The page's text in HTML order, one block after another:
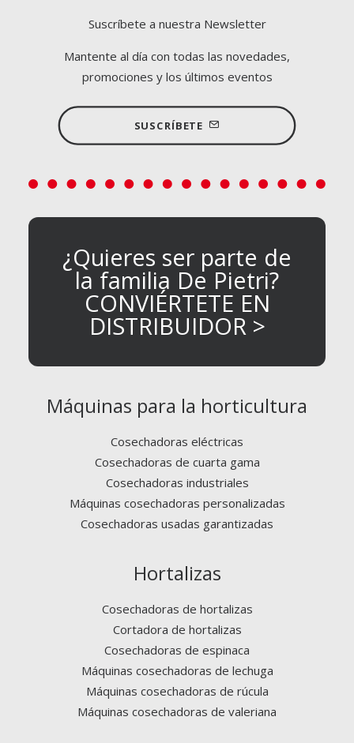
y hablar con…
READ MORE
Suscríbete a nuestra Newsletter
Mantente al día con todas las novedades,
promociones y los últimos eventos
SUSCRÍBETE
¿Quieres ser parte de
la familia De Pietri?
CONVIÉRTETE EN
DISTRIBUIDOR >
Máquinas para la horticultura
Cosechadoras eléctricas
Cosechadoras de cuarta gama
Cosechadoras industriales
Máquinas cosechadoras personalizadas
Cosechadoras usadas garantizadas
Hortalizas
Cosechadoras de hortalizas
Cortadora de hortalizas
Cosechadoras de espinaca
Máquinas cosechadoras de lechuga
Máquinas cosechadoras de rúcula
Máquinas cosechadoras de valeriana